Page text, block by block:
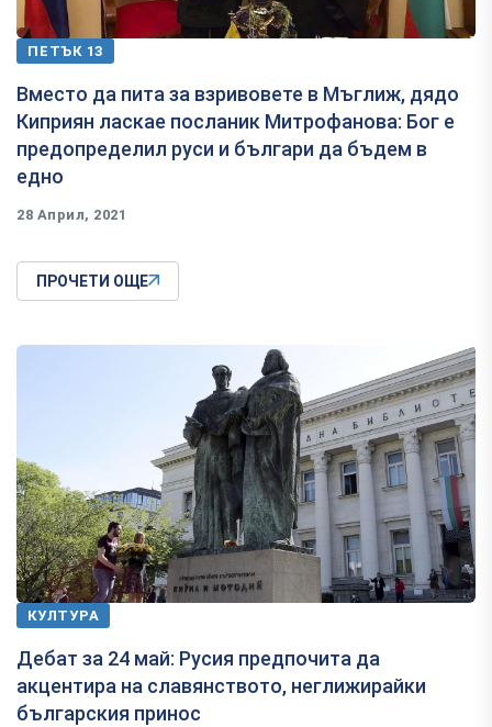
ПЕТЪК 13
Вместо да пита за взривовете в Мъглиж, дядо
Киприян ласкае посланик Митрофанова: Бог е
предопределил руси и българи да бъдем в
едно
28 Април, 2021
ПРОЧЕТИ ОЩЕ
КУЛТУРА
Дебат за 24 май: Русия предпочита да
акцентира на славянството, неглижирайки
българския принос